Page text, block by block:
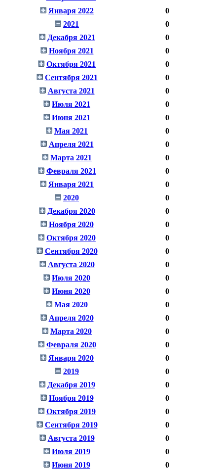
Января 2022
0
2021
0
Декабря 2021
0
Ноября 2021
0
Октября 2021
0
Сентября 2021
0
Августа 2021
0
Июля 2021
0
Июня 2021
0
Мая 2021
0
Апреля 2021
0
Марта 2021
0
Февраля 2021
0
Января 2021
0
2020
0
Декабря 2020
0
Ноября 2020
0
Октября 2020
0
Сентября 2020
0
Августа 2020
0
Июля 2020
0
Июня 2020
0
Мая 2020
0
Апреля 2020
0
Марта 2020
0
Февраля 2020
0
Января 2020
0
2019
0
Декабря 2019
0
Ноября 2019
0
Октября 2019
0
Сентября 2019
0
Августа 2019
0
Июля 2019
0
Июня 2019
0